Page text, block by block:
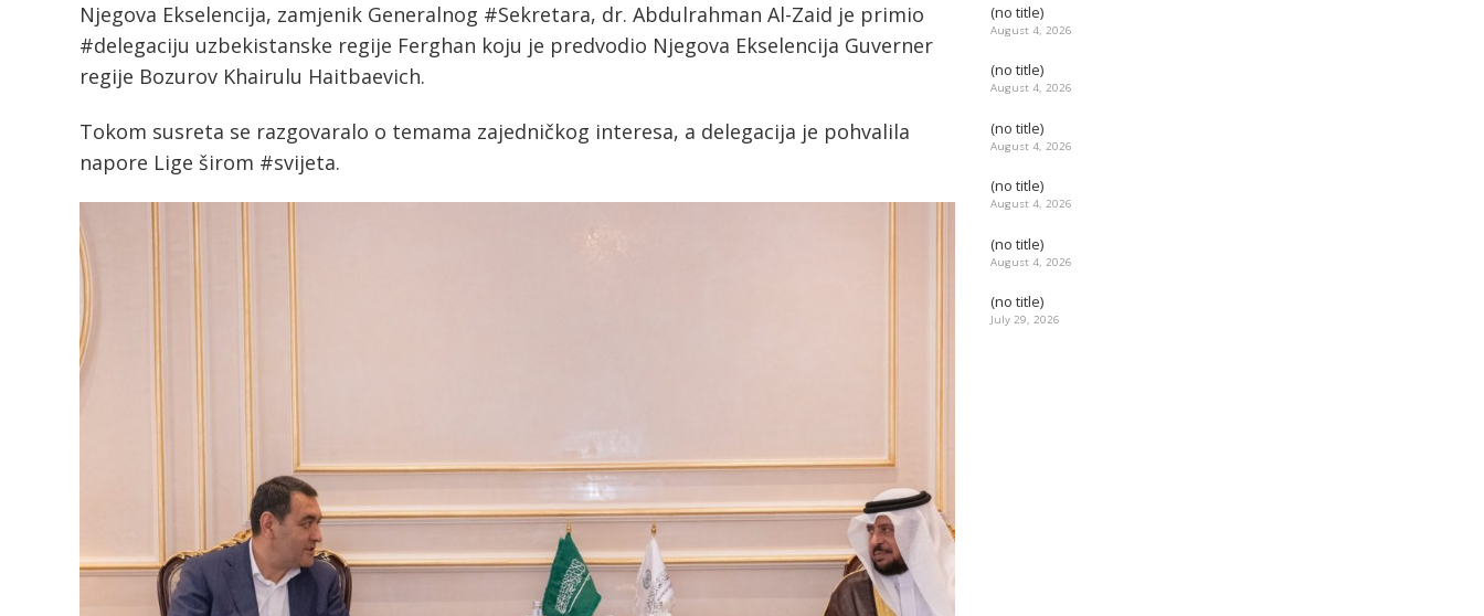
Njegova Ekselencija, zamjenik Generalnog #Sekretara, dr. Abdulrahman Al-Zaid je primio
#delegaciju uzbekistanske regije Ferghan koju je predvodio Njegova Ekselencija Guverner
regije Bozurov Khairulu Haitbaevich.
Tokom susreta se razgovaralo o temama zajedničkog interesa, a delegacija je pohvalila
napore Lige širom #svijeta.
(no title)
August 4, 2026
(no title)
August 4, 2026
(no title)
August 4, 2026
(no title)
August 4, 2026
(no title)
August 4, 2026
(no title)
July 29, 2026